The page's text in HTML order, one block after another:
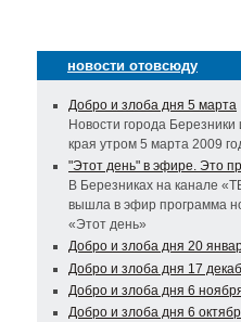
новости отовсюду
Добро и злоба дня 5 марта
Новости города Березники
края утром 5 марта 2009
"Этот день" в эфире. Это
В Березниках на канале
вышла в эфир программа
«Этот день»
Добро и злоба дня 20
Добро и злоба дня 17
Добро и злоба дня 6
Добро и злоба дня 6